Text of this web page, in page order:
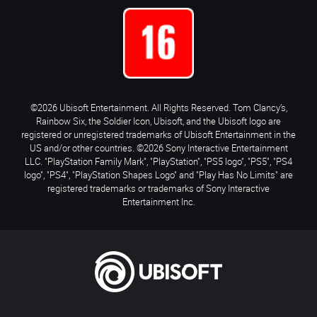
©2026 Ubisoft Entertainment. All Rights Reserved. Tom Clancy’s,
Rainbow Six, the Soldier Icon, Ubisoft, and the Ubisoft logo are
registered or unregistered trademarks of Ubisoft Entertainment in the
US and/or other countries. ©2026 Sony Interactive Entertainment
LLC. "PlayStation Family Mark", "PlayStation", "PS5 logo", "PS5", "PS4
logo", "PS4", "PlayStation Shapes Logo" and "Play Has No Limits" are
registered trademarks or trademarks of Sony Interactive
Entertainment Inc.